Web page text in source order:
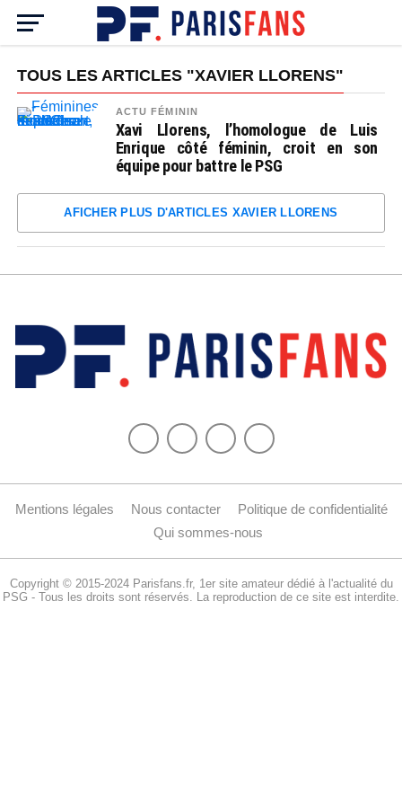
TOUS LES ARTICLES "XAVIER LLORENS"
ACTU FÉMININ
Xavi Llorens, l’homologue de Luis
Enrique côté féminin, croit en son
équipe pour battre le PSG
AFICHER PLUS D'ARTICLES XAVIER LLORENS
Mentions légales Nous contacter
Politique de confidentialité
Qui sommes-nous
Copyright © 2015-2024 Parisfans.fr, 1er site amateur dédié à l'actualité du
PSG - Tous les droits sont réservés. La reproduction de ce site est interdite.